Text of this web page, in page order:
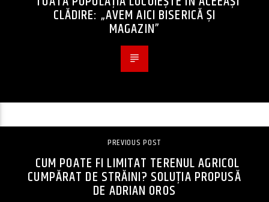
CLĂDIRE: „AVEM AICI BISERICĂ ȘI
MAGAZIN”
PREVIOUS POST
CUM POATE FI LIMITAT TERENUL AGRICOL
CUMPĂRAT DE STRĂINI? SOLUȚIA PROPUSĂ
DE ADRIAN OROS